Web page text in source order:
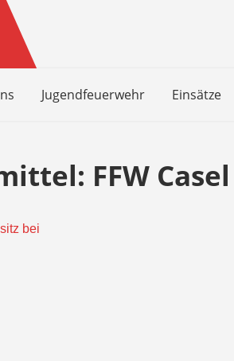
Jugendfeuerwehr Einsätze
FFW Casel